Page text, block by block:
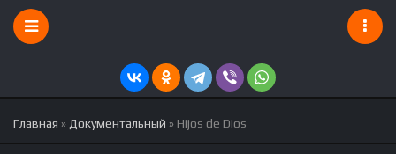
Главная » Документальный » Hijos de Dios